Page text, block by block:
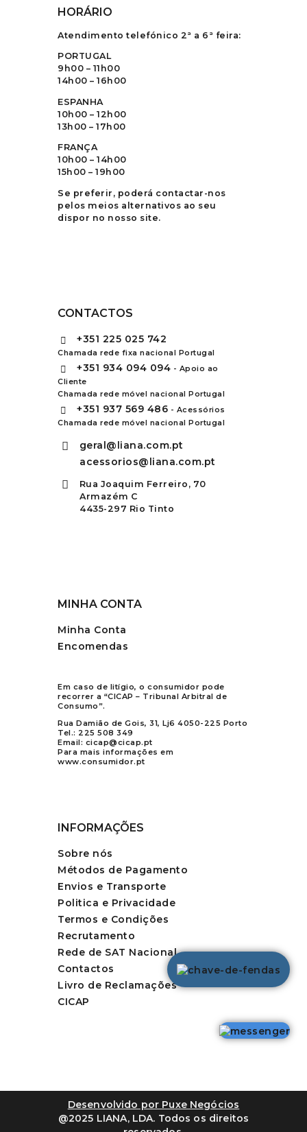
HORÁRIO
Atendimento telefónico 2ª a 6ª feira:
PORTUGAL
9h00 – 11h00
14h00 – 16h00
ESPANHA
10h00 – 12h00
13h00 – 17h00
FRANÇA
10h00 – 14h00
15h00 – 19h00
Se preferir, poderá contactar-nos
pelos meios alternativos ao seu
dispor no nosso site.
CONTACTOS
+351 225 025 742
Chamada rede fixa nacional Portugal
+351 934 094 094 - Apoio ao
Cliente
Chamada rede móvel nacional Portugal
+351 937 569 486 - Acessórios
Chamada rede móvel nacional Portugal
geral@liana.com.pt
acessorios@liana.com.pt
Rua Joaquim Ferreiro, 70
Armazém C
4435-297 Rio Tinto
MINHA CONTA
Minha Conta
Encomendas
Em caso de litígio, o consumidor pode
recorrer a “CICAP – Tribunal Arbitral de
Consumo”.
Rua Damião de Gois, 31, Lj6 4050-225 Porto
Tel.: 225 508 349
Email: cicap@cicap.pt
Para mais informações em
www.consumidor.pt
INFORMAÇÕES
Sobre nós
Métodos de Pagamento
Envios e Transporte
Politica e Privacidade
Termos e Condições
Recrutamento
Rede de SAT Nacional
Contactos
Livro de Reclamações
CICAP
Desenvolvido por Puxe Negócios
@2025 LIANA, LDA. Todos os direitos